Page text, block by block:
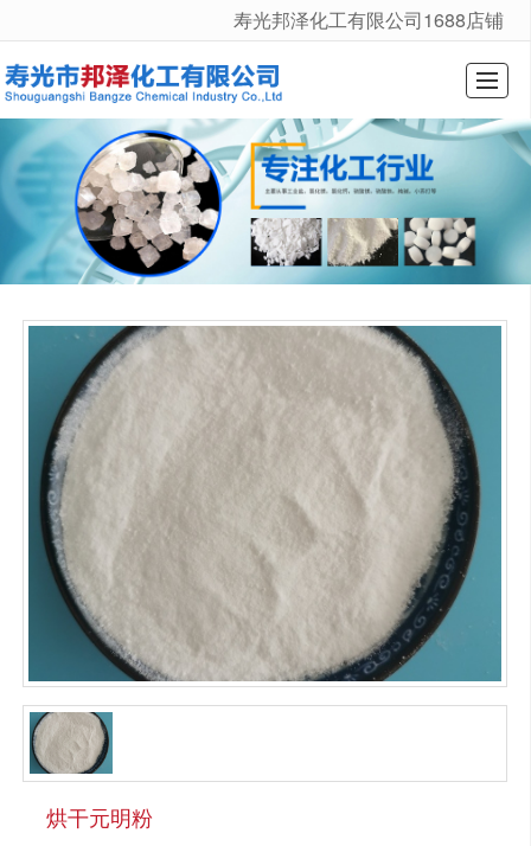
很遗憾，因您的浏览器版本过低导致无法获得最佳浏览体验，推荐下载安装谷歌浏览器！
寿光邦泽化工有限公司1688店铺
综合首页 公司介绍 产品展示 新闻动态 厂景厂貌 行业常识 联系我们
烘干元明粉